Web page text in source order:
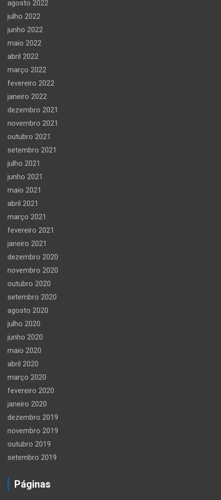
agosto 2022
julho 2022
junho 2022
maio 2022
abril 2022
março 2022
fevereiro 2022
janeiro 2022
dezembro 2021
novembro 2021
outubro 2021
setembro 2021
julho 2021
junho 2021
maio 2021
abril 2021
março 2021
fevereiro 2021
janeiro 2021
dezembro 2020
novembro 2020
outubro 2020
setembro 2020
agosto 2020
julho 2020
junho 2020
maio 2020
abril 2020
março 2020
fevereiro 2020
janeiro 2020
dezembro 2019
novembro 2019
outubro 2019
setembro 2019
Páginas